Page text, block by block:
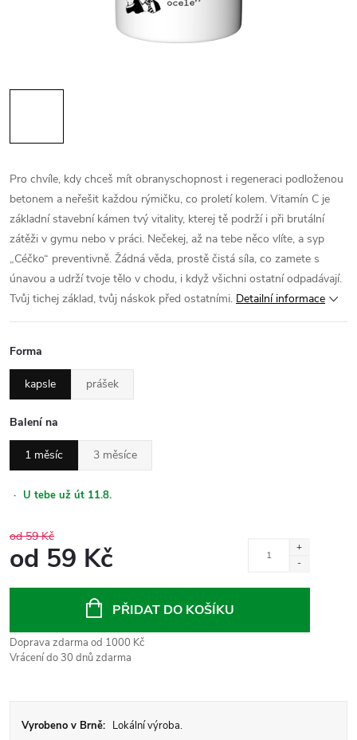
Pro chvíle, kdy chceš mít obranyschopnost i regeneraci podloženou
betonem a neřešit každou rýmičku, co proletí kolem. Vitamín C je
základní stavební kámen tvý vitality, kterej tě podrží i při brutální
zátěži v gymu nebo v práci. Nečekej, až na tebe něco vlíte, a syp
„Céčko“ preventivně. Žádná věda, prostě čistá síla, co zamete s
únavou a udrží tvoje tělo v chodu, i když všichni ostatní odpadávají.
Tvůj tichej základ, tvůj náskok před ostatními. Detailní informace
Forma
kapsle prášek
Balení na
1 měsíc 3 měsíce
· U tebe už út 11.8.
od 59 Kč
od 59 Kč
PŘIDAT DO KOŠÍKU
Doprava zdarma od 1000 Kč
Vrácení do 30 dnů zdarma
Vyrobeno v Brně: Lokální výroba.